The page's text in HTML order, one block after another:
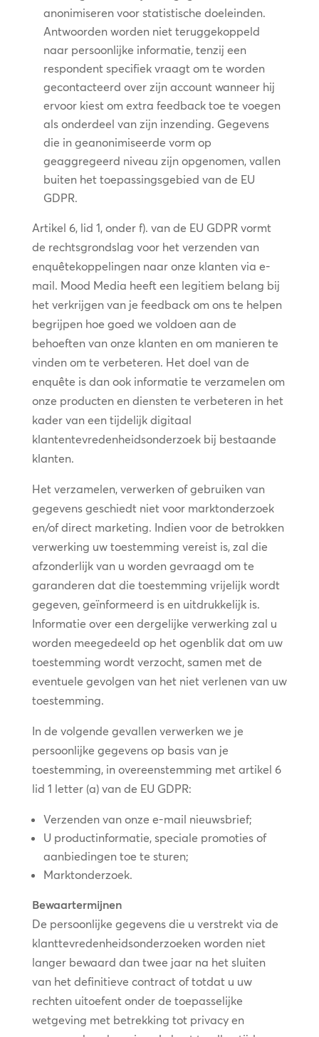
anonimiseren voor statistische doeleinden.
Antwoorden worden niet teruggekoppeld
naar persoonlijke informatie, tenzij een
respondent specifiek vraagt om te worden
gecontacteerd over zijn account wanneer hij
ervoor kiest om extra feedback toe te voegen
als onderdeel van zijn inzending. Gegevens
die in geanonimiseerde vorm op
geaggregeerd niveau zijn opgenomen, vallen
buiten het toepassingsgebied van de EU
GDPR.
Artikel 6, lid 1, onder f). van de EU GDPR vormt
de rechtsgrondslag voor het verzenden van
enquêtekoppelingen naar onze klanten via e-
mail. Mood Media heeft een legitiem belang bij
het verkrijgen van je feedback om ons te helpen
begrijpen hoe goed we voldoen aan de
behoeften van onze klanten en om manieren te
vinden om te verbeteren. Het doel van de
enquête is dan ook informatie te verzamelen om
onze producten en diensten te verbeteren in het
kader van een tijdelijk digitaal
klantentevredenheidsonderzoek bij bestaande
klanten.
Het verzamelen, verwerken of gebruiken van
gegevens geschiedt niet voor marktonderzoek
en/of direct marketing. Indien voor de betrokken
verwerking uw toestemming vereist is, zal die
afzonderlijk van u worden gevraagd om te
garanderen dat die toestemming vrijelijk wordt
gegeven, geïnformeerd is en uitdrukkelijk is.
Informatie over een dergelijke verwerking zal u
worden meegedeeld op het ogenblik dat om uw
toestemming wordt verzocht, samen met de
eventuele gevolgen van het niet verlenen van uw
toestemming.
In de volgende gevallen verwerken we je
persoonlijke gegevens op basis van je
toestemming, in overeenstemming met artikel 6
lid 1 letter (a) van de EU GDPR:
Verzenden van onze e-mail nieuwsbrief;
U productinformatie, speciale promoties of
aanbiedingen toe te sturen;
Marktonderzoek.
Bewaartermijnen
De persoonlijke gegevens die u verstrekt via de
klanttevredenheidsonderzoeken worden niet
langer bewaard dan twee jaar na het sluiten
van het definitieve contract of totdat u uw
rechten uitoefent onder de toepasselijke
wetgeving met betrekking tot privacy en